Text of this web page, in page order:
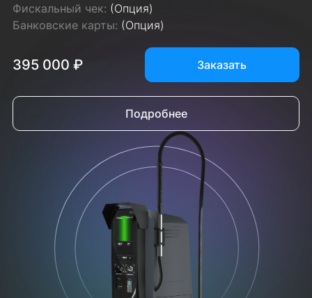
Фискальный чек: (Опция)
Банковские карты: (Опция)
395 000 ₽ Заказать
Подробнее